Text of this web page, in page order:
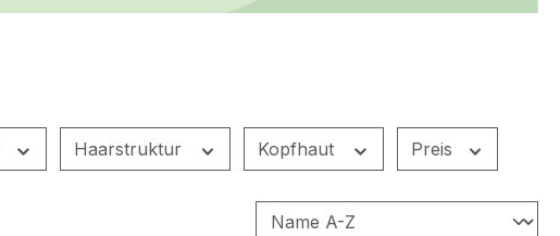
Haarstruktur Kopfhaut Preis